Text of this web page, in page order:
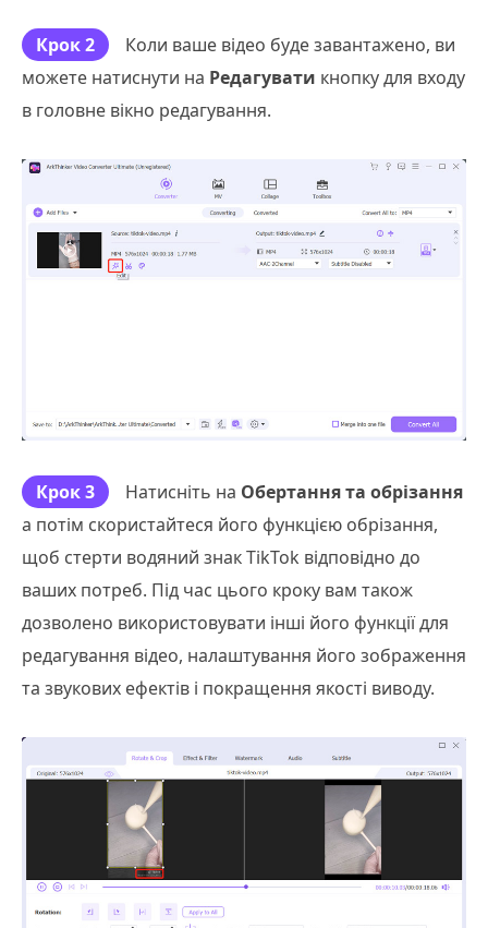
Крок 2
Коли ваше відео буде завантажено, ви
можете натиснути на Редагувати кнопку для входу
в головне вікно редагування.
Крок 3 Натисніть на Обертання та обрізання
а потім скористайтеся його функцією обрізання,
щоб стерти водяний знак TikTok відповідно до
ваших потреб. Під час цього кроку вам також
дозволено використовувати інші його функції для
редагування відео, налаштування його зображення
та звукових ефектів і покращення якості виводу.